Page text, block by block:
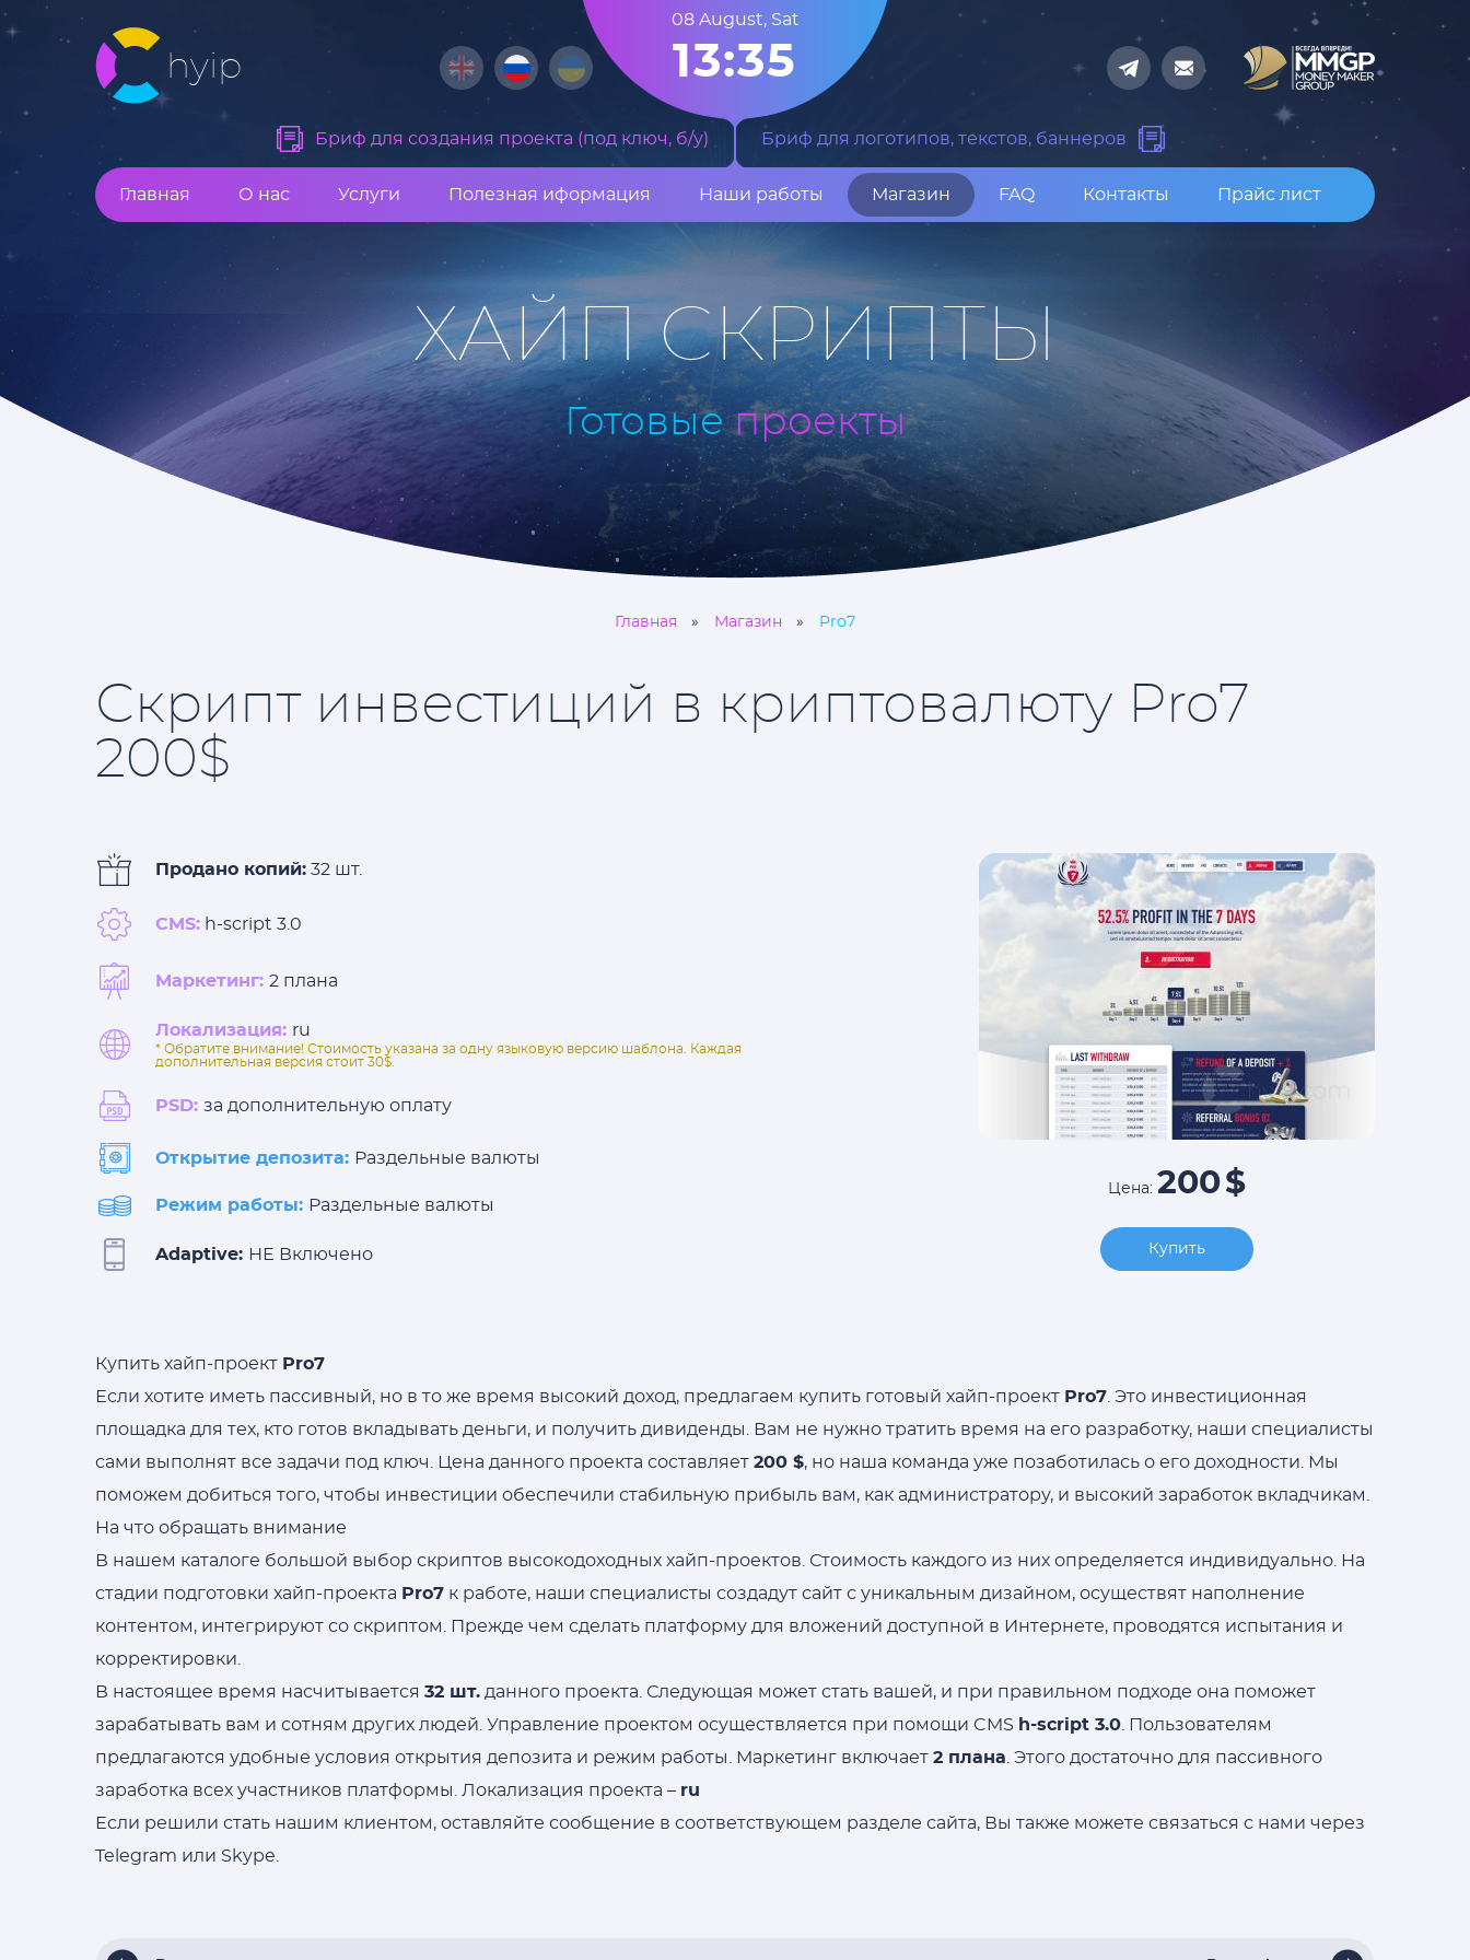
hyip
08 August, Sat
13:35
Бриф для создания проекта (под ключ, б/у) Бриф для логотипов, текстов, баннеров
Главная О нас Услуги Полезная иформация Наши работы Магазин FAQ Контакты Прайс лист
ХАЙП СКРИПТЫ
Готовые проекты
Главная Магазин Pro7
Скрипт инвестиций в криптовалюту Pro7
200$
Продано копий: 32 шт.
CMS: h-script 3.0
Маркетинг: 2 плана
Локализация: ru
* Обратите внимание! Стоимость указана за одну языковую версию шаблона. Каждая
дополнительная версия стоит 30$.
PSD: за дополнительную оплату
Открытие депозита: Раздельные валюты
Режим работы: Раздельные валюты
Adaptive: НЕ Включено
Цена: 200$
Купить
Купить хайп-проект Pro7
Если хотите иметь пассивный, но в то же время высокий доход, предлагаем купить готовый хайп-проект Pro7 . Это инвестиционная
площадка для тех, кто готов вкладывать деньги, и получить дивиденды. Вам не нужно тратить время на его разработку, наши специалисты
сами выполнят все задачи под ключ. Цена данного проекта составляет 200 $, но наша команда уже позаботилась о его доходности. Мы
поможем добиться того, чтобы инвестиции обеспечили стабильную прибыль вам, как администратору, и высокий заработок вкладчикам.
На что обращать внимание
В нашем каталоге большой выбор скриптов высокодоходных хайп-проектов. Стоимость каждого из них определяется индивидуально. На
стадии подготовки хайп-проекта Pro7 к работе, наши специалисты создадут сайт с уникальным дизайном, осуществят наполнение
контентом, интегрируют со скриптом. Прежде чем сделать платформу для вложений доступной в Интернете, проводятся испытания и
корректировки.
В настоящее время насчитывается 32 шт. данного проекта. Следующая может стать вашей, и при правильном подходе она поможет
зарабатывать вам и сотням других людей. Управление проектом осуществляется при помощи CMS h-script 3.0 . Пользователям
предлагаются удобные условия открытия депозита и режим работы. Маркетинг включает 2 плана . Этого достаточно для пассивного
заработка всех участников платформы. Локализация проекта – ru
Если решили стать нашим клиентом, оставляйте сообщение в соответствующем разделе сайта, Вы также можете связаться с нами через
Telegram или Skype.